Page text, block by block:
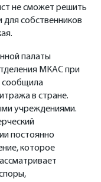
не сможет решить
собственников
палаты
МКАС при
сообщила
в стране.
учреждениями.
постоянно
которое